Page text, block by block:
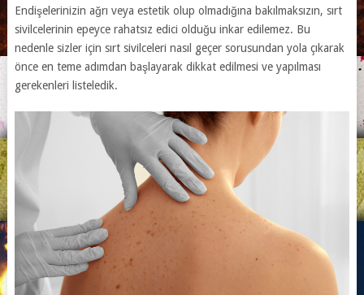
Endişelerinizin ağrı veya estetik olup olmadığına bakılmaksızın, sırt
sivilcelerinin epeyce rahatsız edici olduğu inkar edilemez. Bu
nedenle sizler için sırt sivilceleri nasıl geçer sorusundan yola çıkarak
önce en teme adımdan başlayarak dikkat edilmesi ve yapılması
gerekenleri listeledik.